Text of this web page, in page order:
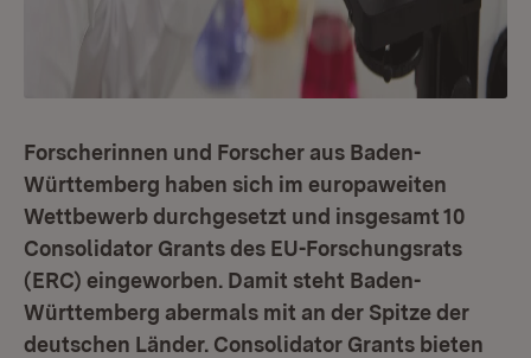
Forscherinnen und Forscher aus Baden-
Württemberg haben sich im europaweiten
Wettbewerb durchgesetzt und insgesamt 10
Consolidator Grants des EU-Forschungsrats
(ERC) eingeworben. Damit steht Baden-
Württemberg abermals mit an der Spitze der
deutschen Länder. Consolidator Grants bieten